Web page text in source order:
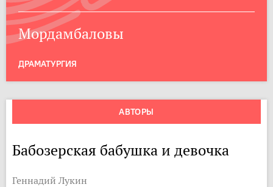
Мордамбаловы
ДРАМАТУРГИЯ
АВТОРЫ
Бабозерская бабушка и девочка
Геннадий Лукин